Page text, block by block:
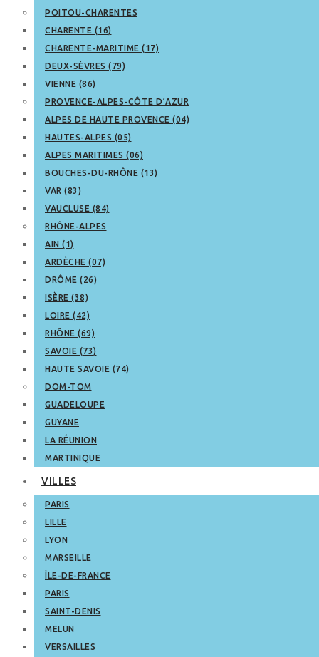
POITOU-CHARENTES
CHARENTE (16)
CHARENTE-MARITIME (17)
DEUX-SÈVRES (79)
VIENNE (86)
PROVENCE-ALPES-CÔTE D’AZUR
ALPES DE HAUTE PROVENCE (04)
HAUTES-ALPES (05)
ALPES MARITIMES (06)
BOUCHES-DU-RHÔNE (13)
VAR (83)
VAUCLUSE (84)
RHÔNE-ALPES
AIN (1)
ARDÈCHE (07)
DRÔME (26)
ISÈRE (38)
LOIRE (42)
RHÔNE (69)
SAVOIE (73)
HAUTE SAVOIE (74)
DOM-TOM
GUADELOUPE
GUYANE
LA RÉUNION
MARTINIQUE
VILLES
PARIS
LILLE
LYON
MARSEILLE
ÎLE-DE-FRANCE
PARIS
SAINT-DENIS
MELUN
VERSAILLES